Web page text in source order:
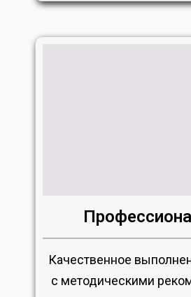
Качественное
с методическими